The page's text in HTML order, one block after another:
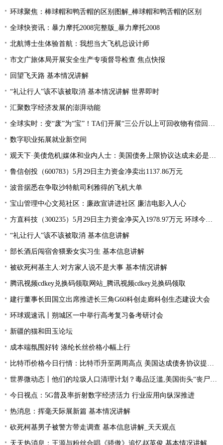
环球聚焦：棒球帽和鸭舌帽的区别图解_棒球帽和鸭舌帽的区别
全球快资讯：暴力摩托2008完整版_暴力摩托2008
北航博士生体验首航：我想当大飞机总设计师
市文广旅体局开展安全生产专项督导检查 焦点快报
回望飞天路 基本情况讲解
“礼让行人”该不该被取消 基本情况讲解 世界即时
汇聚数字经济发展的澎湃动能
全球实时：变“废”为“宝”！TA们开展“三公斤以上可回收物有偿回收”宣传活动
数字职业拓展就业新空间
观天下·美债危机|媒体和业内人士：美国债务上限协议达成未必是“好消息”
鲁信创投（600783）5月29日主力资金净卖出1137.86万元
波音据悉在争取沙特航司利雅得的飞机大单
宝山管理中心文苑社区：廉政宣讲进社区 廉洁电影入人心
方直科技（300235）5月29日主力资金净买入1978.97万元 环球今亮点
“礼让行人”该不该被取消 基本信息讲解
部长酒后闯宿舍猥亵女实习生 基本信息讲解
被砍死柯基主人:对方家人说不是大事 基本情况讲解
腾讯视频cdkey兑换码领取网站_腾讯视频cdkey兑换码领取
建行董事长田国立出席推进长三角G60科创走廊科创生态建设大会
环球观速讯丨朔城区一中举行高考复习备考研讨会
新疆的猫和田玉论坛
成本端氛围好转 涤纶长丝价格小幅上行
比特币价格今日行情：比特币升至两周高点 美国达成债务协议提振风险偏好
世界微动态丨他们的垃圾人口清理计划？毒品泛滥,美国街头“丧尸”遍地 白宫:新兴威胁
今日视点：5G普及率折射数字经济活力 行业应用向纵深推进
热消息：挥毫天际展新篇 基本情况讲解
砍死柯基男子被警方带走调查 基本信息讲解_天天观点
天天热消息：王源与粉丝合唱《骄傲》追忆赵英俊 基本情况讲解